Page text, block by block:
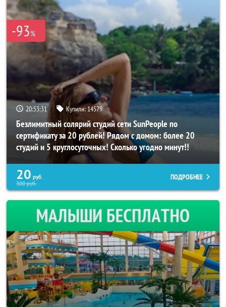
-93%
20:53:27 Купили: 14579
Безлимитный солярий студий сети SunPeople по
сертификату за 20 рублей! Рядом с домом: более 20
студий и 5 круглосуточных! Сколько угодно минут!!
20 руб.
300руб.
ПОДРОБНЕЕ